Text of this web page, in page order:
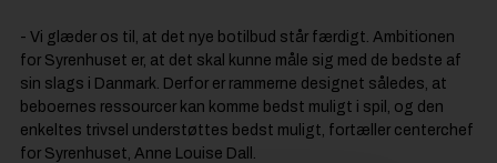
- Vi glæder os til, at det nye botilbud står færdigt. Ambitionen
for Syrenhuset er, at det skal kunne måle sig med de bedste af
sin slags i Danmark. Derfor er rammerne designet således, at
beboernes ressourcer kan komme bedst muligt i spil, og den
enkeltes trivsel understøttes bedst muligt, fortæller centerchef
for Syrenhuset, Anne Louise Dall.